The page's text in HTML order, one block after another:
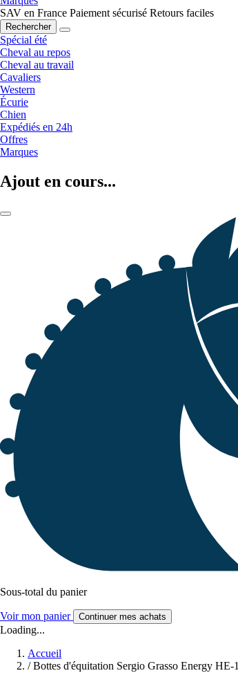
SAV en France Paiement sécurisé Retours faciles
Rechercher
Spécial été
Cheval au repos
Cheval au travail
Cavaliers
Western
Écurie
Chien
Expédiés en 24h
Offres
Marques
Ajout en cours...
Sous-total du panier
Voir mon panier Continuer mes achats
Loading...
Accueil
/ Bottes d'équitation Sergio Grasso Energy HE-1